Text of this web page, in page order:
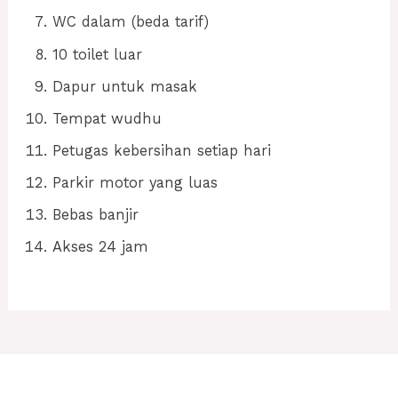
WC dalam (beda tarif)
10 toilet luar
Dapur untuk masak
Tempat wudhu
Petugas kebersihan setiap hari
Parkir motor yang luas
Bebas banjir
Akses 24 jam